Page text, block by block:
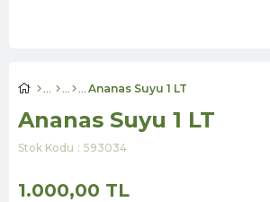
Ananas Suyu 1 LT
Ananas Suyu 1 LT
Stok Kodu 593034
1.000,00 TL